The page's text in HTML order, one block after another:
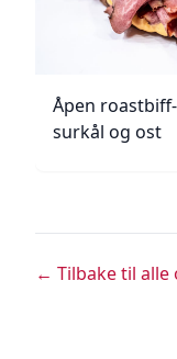
Åpen
surkål og ost
← Tilbake til